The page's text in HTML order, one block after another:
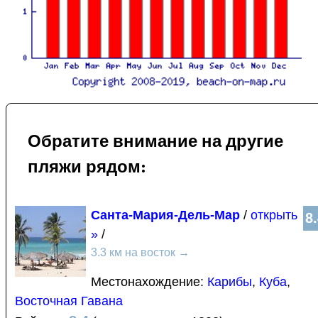
Обратите внимание на другие
пляжи рядом:
Санта-Мария-Дель-Мар / открыть
» /
3.3 км на восток →
Местонахождение: Карибы, Куба,
Восточная Гавана